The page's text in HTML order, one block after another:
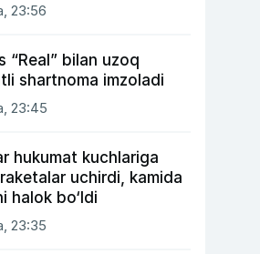
23:56
“Real” bilan uzoq
shartnoma imzoladi
23:45
hukumat kuchlariga
uchirdi, kamida
halok bo‘ldi
23:35